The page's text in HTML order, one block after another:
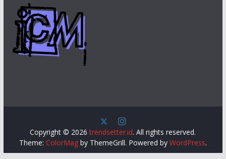
Copyright © 2026trendsetter.id. All rights reserved.
Theme: ColorMagby ThemeGrill. Powered by WordPress.